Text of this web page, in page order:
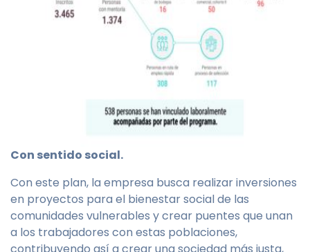
Con sentido social.
Con este plan, la empresa busca realizar inversiones
en proyectos para el bienestar social de las
comunidades vulnerables y crear puentes que unan
a los trabajadores con estas poblaciones,